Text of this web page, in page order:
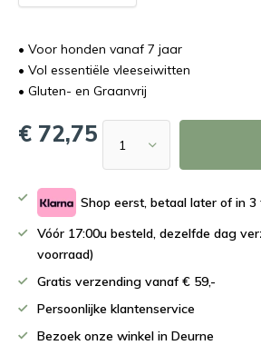
• Voor honden vanaf 7 jaar
• Vol essentiële vleeseiwitten
• Gluten- en Graanvrij
€ 72,75
Shop eerst, betaal later of in 3
Vóór 17:00u besteld, dezelfde dag
voorraad)
Gratis verzending vanaf € 59,-
Persoonlijke klantenservice
Bezoek onze winkel in Deurne